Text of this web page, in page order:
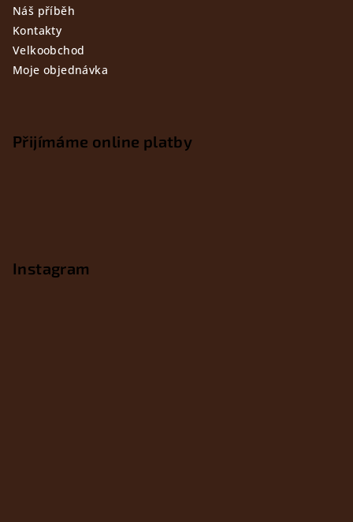
Náš příběh
Kontakty
Velkoobchod
Moje objednávka
Přijímáme online platby
Instagram